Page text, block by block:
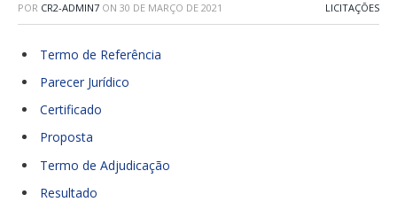
POR CR2-ADMIN7 ON 30 DE MARÇO DE 2021 LICITAÇÕES
Termo de Referência
Parecer Jurídico
Certificado
Proposta
Termo de Adjudicação
Resultado